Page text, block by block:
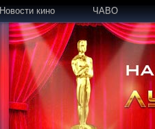
Новости кино ЧАВО